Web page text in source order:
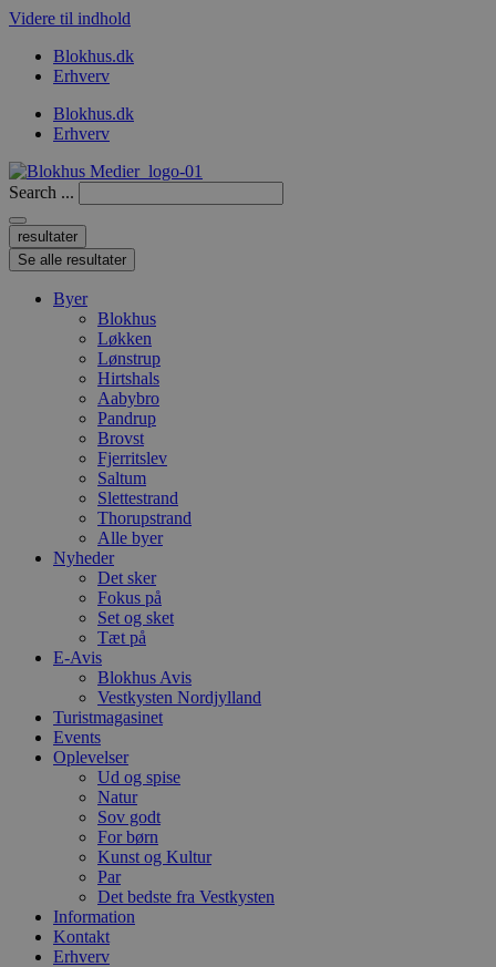
Videre til indhold
Blokhus.dk
Erhverv
Blokhus.dk
Erhverv
Search ...
resultater
Se alle resultater
Byer
Blokhus
Løkken
Lønstrup
Hirtshals
Aabybro
Pandrup
Brovst
Fjerritslev
Saltum
Slettestrand
Thorupstrand
Alle byer
Nyheder
Det sker
Fokus på
Set og sket
Tæt på
E-Avis
Blokhus Avis
Vestkysten Nordjylland
Turistmagasinet
Events
Oplevelser
Ud og spise
Natur
Sov godt
For børn
Kunst og Kultur
Par
Det bedste fra Vestkysten
Information
Kontakt
Erhverv